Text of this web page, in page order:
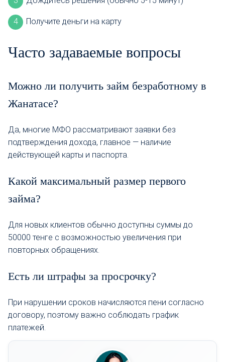
Получите деньги на карту
Часто задаваемые вопросы
Можно ли получить займ безработному в
Жанатасе?
Да, многие МФО рассматривают заявки без
подтверждения дохода, главное — наличие
действующей карты и паспорта.
Какой максимальный размер первого
займа?
Для новых клиентов обычно доступны суммы до
50000 тенге с возможностью увеличения при
повторных обращениях.
Есть ли штрафы за просрочку?
При нарушении сроков начисляются пени согласно
договору, поэтому важно соблюдать график
платежей.